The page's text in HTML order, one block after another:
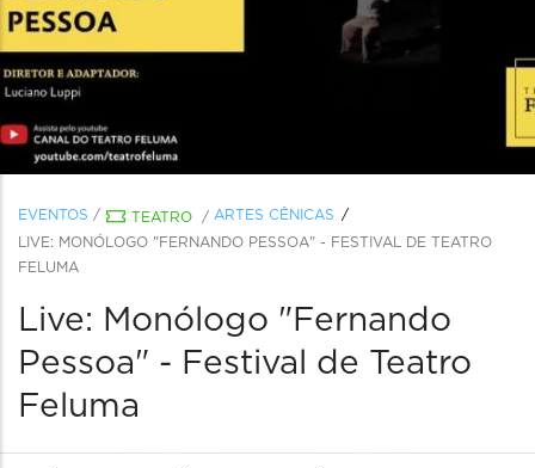
EVENTOS / TEATRO / ARTES CÊNICAS
LIVE: MONÓLOGO "FERNANDO PESSOA" - FESTIVAL DE TEATRO
FELUMA
Live: Monólogo "Fernando
Pessoa" - Festival de Teatro
Feluma